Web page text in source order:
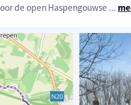
de open Haspengouwse ...